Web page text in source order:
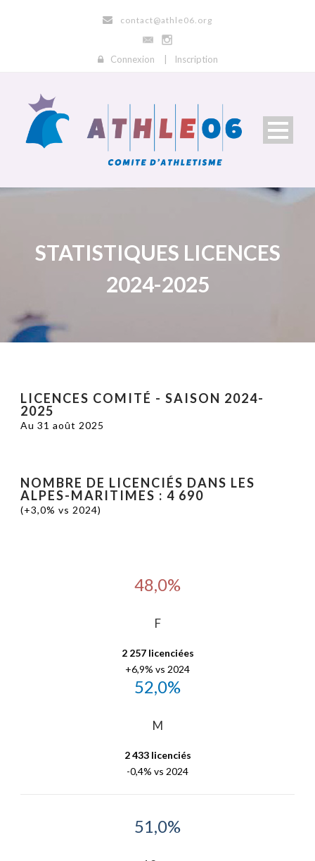
contact@athle06.org
Connexion Inscription
STATISTIQUES LICENCES
2024-2025
LICENCES COMITÉ - SAISON 2024-
2025
Au 31 août 2025
NOMBRE DE LICENCIÉS DANS LES
ALPES-MARITIMES : 4 690
(+3,0% vs 2024)
48,0%
F
2 257 licenciées
+6,9% vs 2024
52,0%
M
2 433 licenciés
-0,4% vs 2024
51,0%